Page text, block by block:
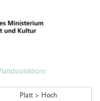
Platt > Hoch